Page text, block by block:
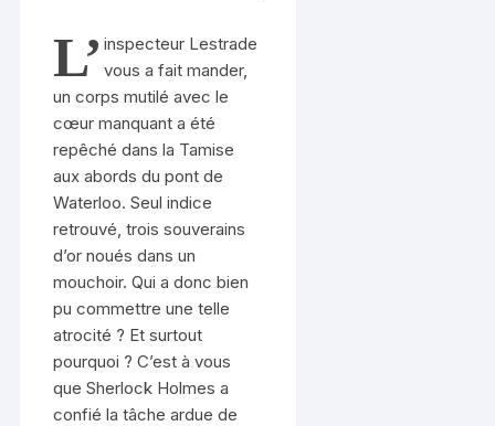
L’ inspecteur Lestrade
vous a fait mander,
un corps mutilé avec le
cœur manquant a été
repêché dans la Tamise
aux abords du pont de
Waterloo. Seul indice
retrouvé, trois souverains
d’or noués dans un
mouchoir. Qui a donc bien
pu commettre une telle
atrocité ? Et surtout
pourquoi ? C’est à vous
que Sherlock Holmes a
confié la tâche ardue de